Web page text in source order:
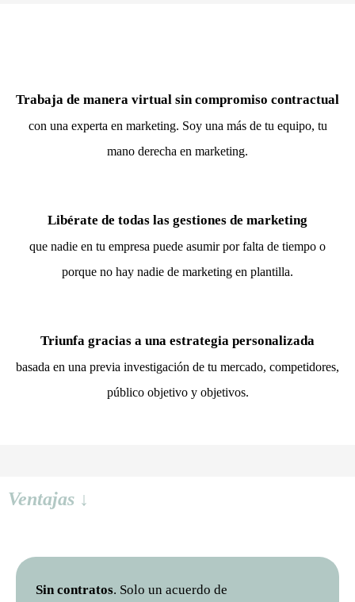
Trabaja de manera virtual sin compromiso contractual
con una experta en marketing. Soy una más de tu equipo, tu
mano derecha en marketing.
Libérate de todas las gestiones de marketing
que nadie en tu empresa puede asumir por falta de tiempo o
porque no hay nadie de marketing en plantilla.
Triunfa gracias a una estrategia personalizada
basada en una previa investigación de tu mercado, competidores,
público objetivo y objetivos.
Ventajas ↓
Sin contratos. Solo un acuerdo de